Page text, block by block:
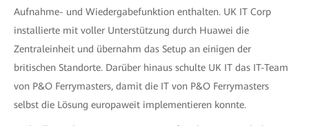
Aufnahme- und Wiedergabefunktion enthalten. UK IT Corp
installierte mit voller Unterstützung durch Huawei die
Zentraleinheit und übernahm das Setup an einigen der
britischen Standorte. Darüber hinaus schulte UK IT das IT-Team
von P&O Ferrymasters, damit die IT von P&O Ferrymasters
selbst die Lösung europaweit implementieren konnte.